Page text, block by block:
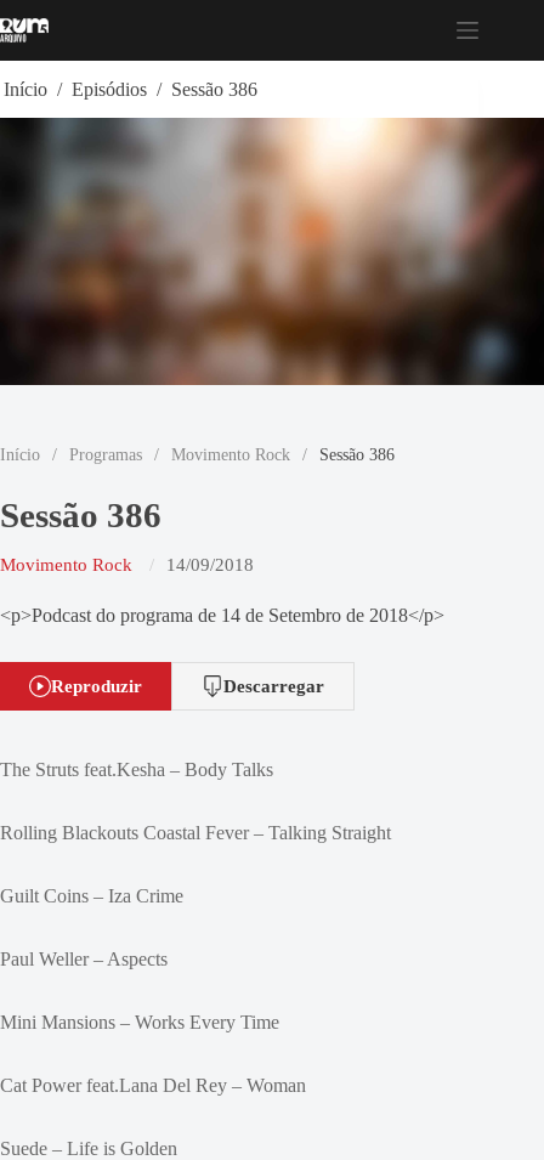
para
Início / Episódios / Sessão 386
Início / Programas / Movimento Rock / Sessão 386
Sessão 386
Movimento Rock 14/09/2018
<p>Podcast do programa de 14 de Setembro de 2018</p>
Reproduzir Descarregar
The Struts feat.Kesha – Body Talks
Rolling Blackouts Coastal Fever – Talking Straight
Guilt Coins – Iza Crime
Paul Weller – Aspects
Mini Mansions – Works Every Time
Cat Power feat.Lana Del Rey – Woman
Suede – Life is Golden